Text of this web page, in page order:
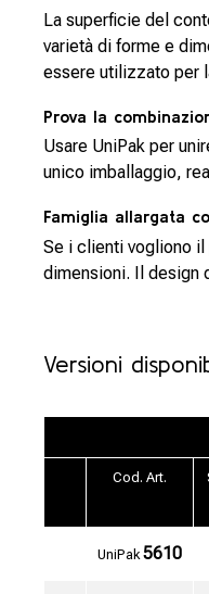
La superficie del
varietà di forme e
essere utilizzato per
Prova la
Usare UniPak per
unico imballaggio,
Famiglia allargata
Se i clienti vogliono
dimensioni. Il design
Versioni
Cod. Art.
UniPak5610